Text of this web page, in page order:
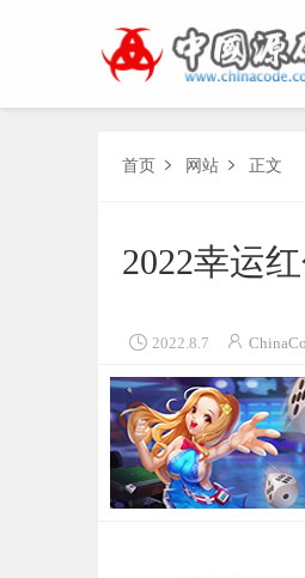
首页  网站  正文
2022幸运
 2022.8.7 